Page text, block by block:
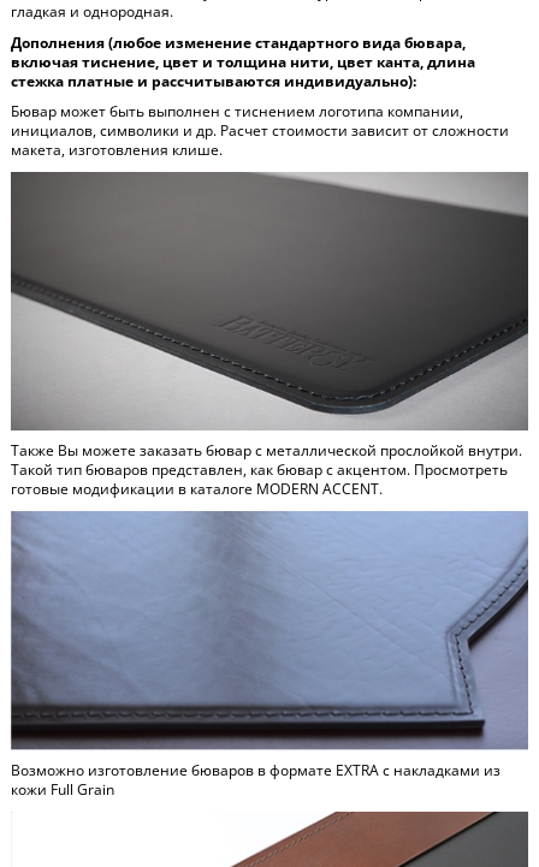
гладкая и однородная.
Дополнения (любое изменение стандартного вида бювара,
включая тиснение, цвет и толщина нити, цвет канта, длина
стежка платные и рассчитываются индивидуально):
Бювар может быть выполнен с тиснением логотипа компании,
инициалов, символики и др. Расчет стоимости зависит от сложности
макета, изготовления клише.
Также Вы можете заказать бювар с металлической прослойкой внутри.
Такой тип бюваров представлен, как бювар с акцентом. Просмотреть
готовые модификации в каталоге MODERN ACCENT.
Возможно изготовление бюваров в формате EXTRAc накладками из
кожи Full Grain